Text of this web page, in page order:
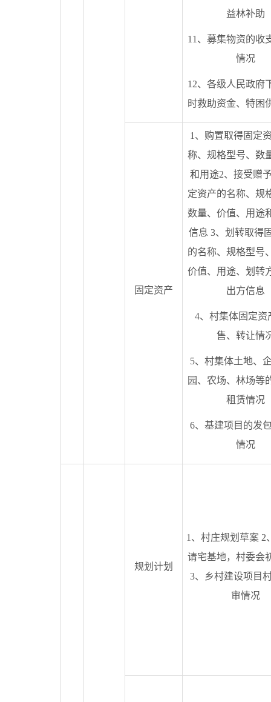
益林补助
11、募集物资的收
情况
12、各级人民政府
时救助资金、特困
固定资产
1、购置取得固定
称、规格型号、数
和用途2、接受赠
定资产的名称、规
数量、价值、用途
信息 3、划转取得
的名称、规格型号
价值、用途、划转
出方信息
4、村集体固定资
售、转让情
5、村集体土地、
园、农场、林场等
租赁情况
6、基建项目的发
情况
规划计划
1、村庄规划草案 2
请宅基地，村委会
3、乡村建设项目
审情况